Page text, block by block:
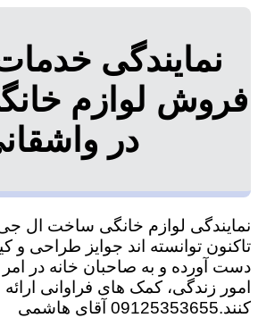
نمایندگی
فروش لوازم
در
نمایندگی لوازم خانگی ساخت ال
تاکنون توانسته اند جوایز طراحی و
دست آورده و به صاحبان خانه در
امور زندگی، کمک های فراوانی ارائه
کنند.09125353655 آقای هاشمی